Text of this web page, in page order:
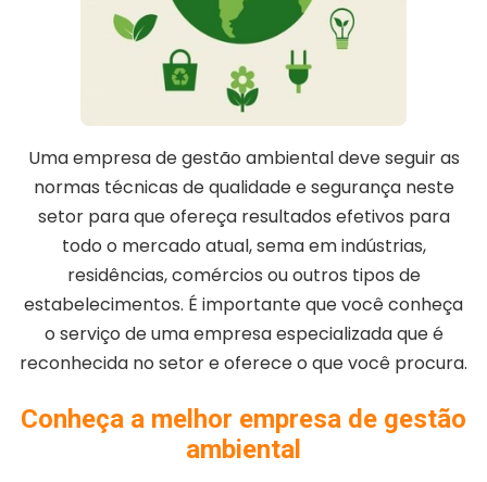
Uma empresa de gestão ambiental deve seguir as
normas técnicas de qualidade e segurança neste
setor para que ofereça resultados efetivos para
todo o mercado atual, sema em indústrias,
residências, comércios ou outros tipos de
estabelecimentos. É importante que você conheça
o serviço de uma empresa especializada que é
reconhecida no setor e oferece o que você procura.
Conheça a melhor empresa de gestão
ambiental